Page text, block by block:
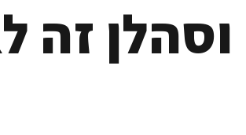
וסהלן זה